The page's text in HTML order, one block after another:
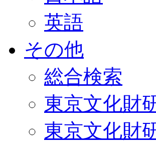
英語
その他
総合検索
東京文化財
東京文化財